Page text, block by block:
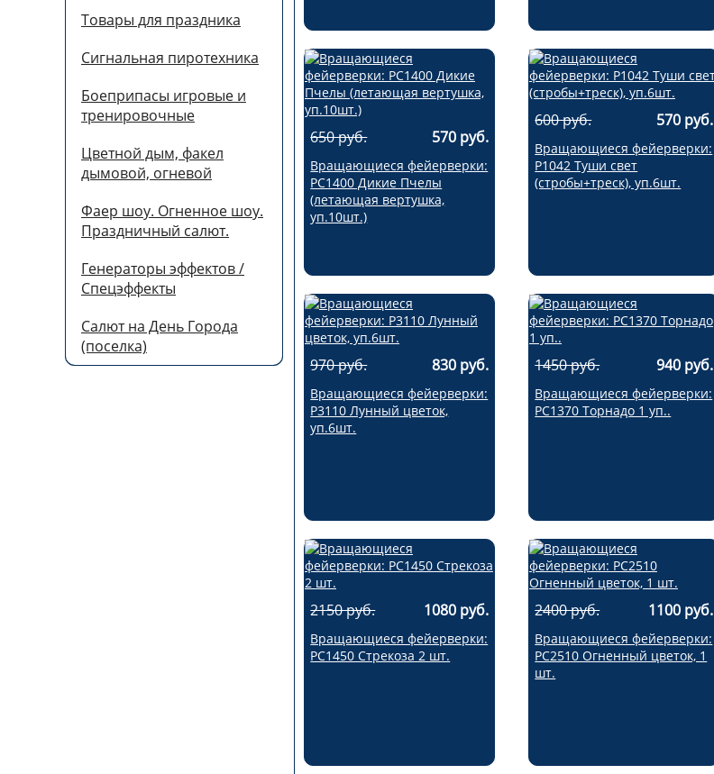
Товары для праздника
Сигнальная пиротехника
Боеприпасы игровые и
тренировочные
Цветной дым, факел
дымовой, огневой
Фаер шоу. Огненное шоу.
Праздничный салют.
Генераторы эффектов /
Спецэффекты
Салют на День Города
(поселка)
650 руб. 570 руб.
Вращающиеся фейерверки:
РС1400 Дикие Пчелы
(летающая вертушка,
уп.10шт.)
600 руб. 570 руб.
Вращающиеся фейерверки:
Р1042 Туши свет
(стробы+треск), уп.6шт.
970 руб. 830 руб.
Вращающиеся фейерверки:
Р3110 Лунный цветок,
уп.6шт.
1450 руб. 940 руб.
Вращающиеся фейерверки:
РС1370 Торнадо 1 уп..
2150 руб. 1080 руб.
Вращающиеся фейерверки:
РС1450 Стрекоза 2 шт.
2400 руб. 1100 руб.
Вращающиеся фейерверки:
РС2510 Огненный цветок, 1
шт.